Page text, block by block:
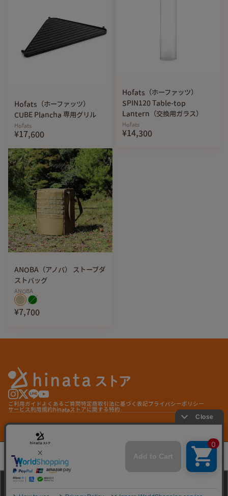
■STORY
「合体」それは、人類のロマン。「合体」それは生命の神
秘。
ふたつの異なるものが組み合わさることで、新しい何かが生
ている。なんと素晴らしいのでしょう。そんな全人類の心を
くすぐるヒトサラができてしまいました。
シェフ田嶋から「2つのソースを別々に作って組み合わせた
スプーンの上に乗った一口にそれぞれ別の味が独立して存在
し、はっきりと主張しあい、けれども混ざり合う。そして次
の瞬間にはスパークし合う。食べた瞬間、原価が上がろうと
も、これは別々でなくてはいけない、そう確信したのでし
【基本情報】
▪内容量 100g
▪出来上がり量 3
Hofats（ホーファッツ）
CUBE Plancha 専用グリル
Hofats
¥17,600
ANOBA（アノバ） ストーブダ
ストバッグ
ANOBA
¥7,700
Hofats（ホーファッツ）
SPIN120 Table-top
Lantern（交換用ガラス）
Hofats
¥14,300
MOUNTAIN GOURMET LAB.（マウンテング
ルメラボ）トマトと炸醤の合体麻婆飯（厚揚げ¥1,980
ご利用ガイド よくあるご質問特定商取引法に基づく表記プライバシーポリシー
サービス利用規約hinataストアに関する特約